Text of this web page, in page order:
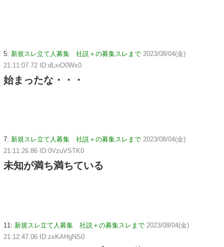
5: 新規スレ立て人募集 社説＋の募集スレまで 2023/08/04(金)
21:11:07.72 ID:dLxiO0Wx0
始まったな・・・
7: 新規スレ立て人募集 社説＋の募集スレまで 2023/08/04(金)
21:11:26.86 ID:0VzuVSTK0
未知が満ち満ちている
11: 新規スレ立て人募集 社説＋の募集スレまで 2023/08/04(金)
21:12:47.06 ID:zxKAHgNS0